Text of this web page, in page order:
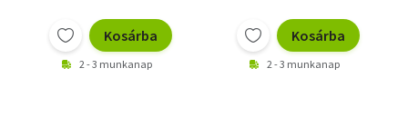
Kosárba
2 - 3 munkanap
Kosárba
2 - 3 munkanap